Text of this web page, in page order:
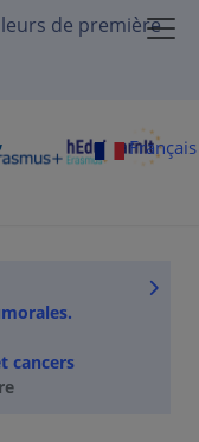
de première
cancers